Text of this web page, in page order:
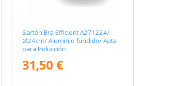
Sartén Bra Efficient A271224/
Ø24cm/ Aluminio fundido/ Apta
para Inducción
31,50 €